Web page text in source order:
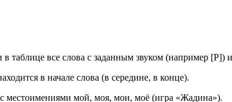
таблице все слова с заданным звуком (например [Р])
в начале слова (в середине, в конце).
с местоимениями мой, моя, мои, моё (игра «Жадина»).